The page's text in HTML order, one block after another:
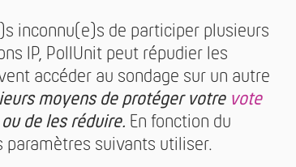
inconnu(e)s de participer plusieurs
IP, PollUnit peut répudier les
accéder au sondage sur un autre
moyens de protéger votre vote
de les réduire. En fonction du
paramètres suivants utiliser.